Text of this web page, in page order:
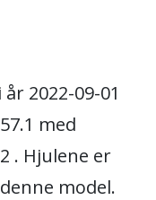
år 2022-09-01
med
. Hjulene er
model.